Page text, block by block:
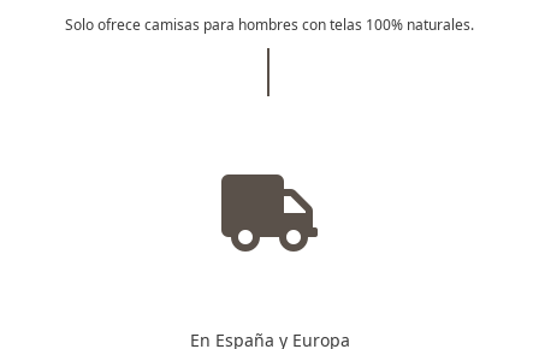
Solo ofrece camisas para hombres con telas 100% naturales.
En España y Europa